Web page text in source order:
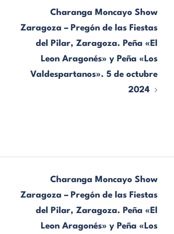
Charanga Moncayo Show
Zaragoza – Pregón de las Fiestas
del Pilar, Zaragoza. Peña «El
Leon Aragonés» y Peña «Los
Valdespartanos». 5 de octubre
2024
Charanga Moncayo Show
Zaragoza – Pregón de las Fiestas
del Pilar, Zaragoza. Peña «El
Leon Aragonés» y Peña «Los